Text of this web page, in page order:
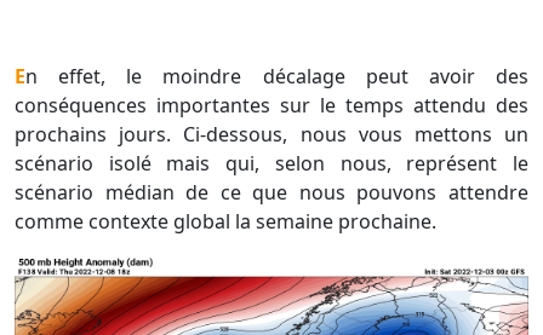
En effet, le moindre décalage peut avoir des
conséquences importantes sur le temps attendu des
prochains jours. Ci-dessous, nous vous mettons un
scénario isolé mais qui, selon nous, représent le
scénario médian de ce que nous pouvons attendre
comme contexte global la semaine prochaine.